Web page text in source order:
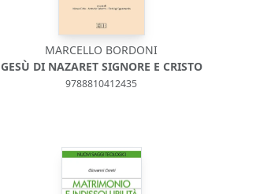
MARCELLO BORDONI
GESÙ DI NAZARET SIGNORE E CRISTO
9788810412435